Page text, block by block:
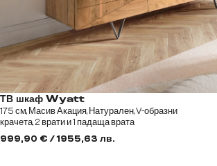
ТВ шкаф Wyatt
175 см, Масив Акация, Натурален, V-образни
крачета, 2 врати и 1 падаща врата
999,90 € / 1955,63 лв.